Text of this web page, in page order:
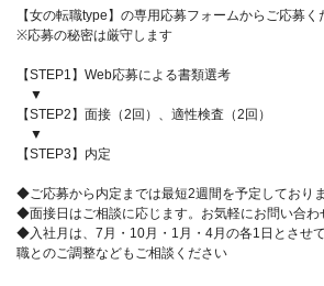
【女の転職type】の専用応募フォームからご応募く
※応募の秘密は厳守します
【STEP1】Web応募による書類選考
▼
【STEP2】面接（2回）、適性検査（2回）
▼
【STEP3】内定
◆ご応募から内定までは最短2週間を予定しており
◆面接日はご相談に応じます。お気軽にお問い合わ
◆入社月は、7月・10月・1月・4月の各1日とさせ
職とのご調整などもご相談ください